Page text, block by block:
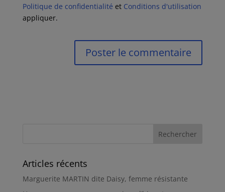
Politique de confidentialité et Conditions d'utilisation
appliquer.
Articles récents
Marguerite MARTIN dite Daisy, femme résistante